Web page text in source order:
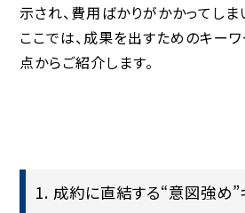
示され、費用ばかりがかかってしま
ここでは、成果を出すためのキー
点からご紹介します。
1. 成約に直結する“意図強め”